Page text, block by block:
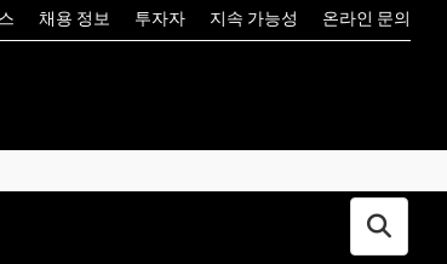
채용 정보 투자자 지속 가능성 온라인 문의
Open